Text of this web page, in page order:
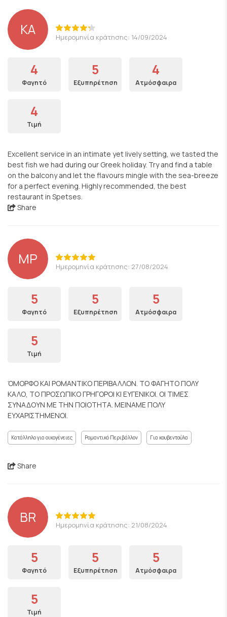
KA Ημερομηνία κράτησης: 14/09/2024
4
Φαγητό
5
Εξυπηρέτηση
4
Ατμόσφαιρα
4
Τιμή
Excellent service in an intimate yet lively setting, we tasted the
best fish we had during our Greek holiday. Try and find a table
on the balcony and let the flavours mingle with the sea-breeze
for a perfect evening. Highly recommended, the best
restaurant in Spetses.
Share
ΜΡ Ημερομηνία κράτησης: 27/08/2024
5
Φαγητό
5
Εξυπηρέτηση
5
Ατμόσφαιρα
5
Τιμή
ΌΜΟΡΦΟ ΚΑΙ ΡΟΜΑΝΤΙΚΟ ΠΕΡΙΒΑΛΛΟΝ. ΤΟ ΦΑΓΗΤΟ ΠΟΛΥ
ΚΑΛΟ, ΤΟ ΠΡΟΣΩΠΙΚΟ ΓΡΗΓΟΡΟΙ ΚΙ ΕΥΓΕΝΙΚΟΙ. ΟΙ ΤΙΜΕΣ
ΣΥΝΑΔΟΥΝ ΜΕ ΤΗΝ ΠΟΙΟΤΗΤΑ. ΜΕΙΝΑΜΕ ΠΟΛΥ
ΕΥΧΑΡΙΣΤΗΜΕΝΟΙ.
Κατάλληλο για οικογένειες Ρομαντικό Περιβάλλον Για κουβεντούλα
Share
BR Ημερομηνία κράτησης: 21/08/2024
5
Φαγητό
5
Εξυπηρέτηση
5
Ατμόσφαιρα
5
Τιμή